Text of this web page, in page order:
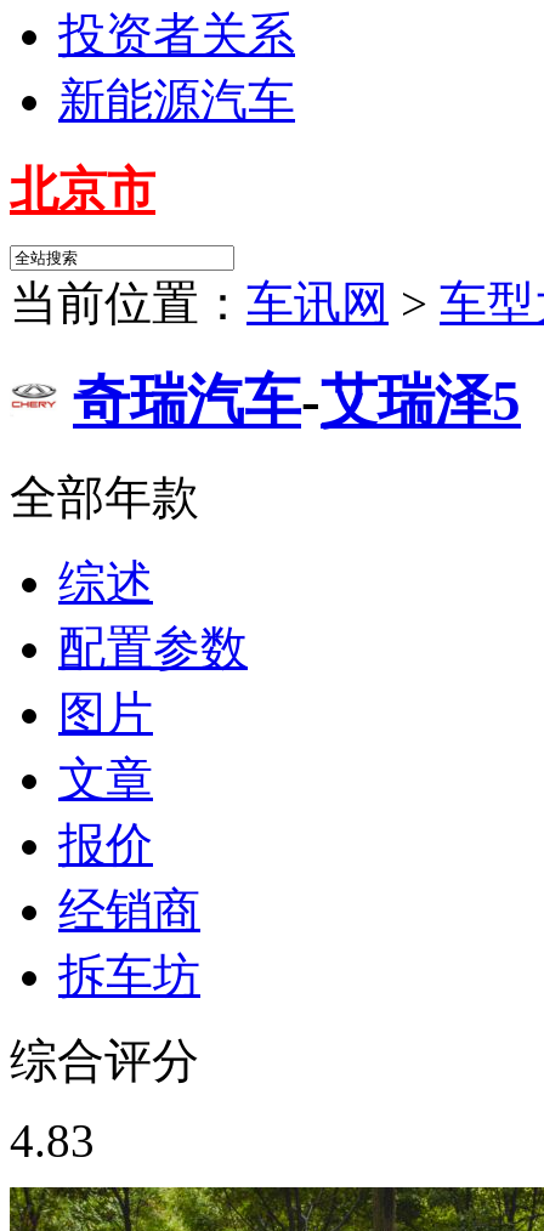
投资者关系
新能源汽车
北京市
当前位置： 车讯网 > 车
奇瑞汽车-艾瑞泽5
全部年款
综述
配置参数
图片
文章
报价
经销商
拆车坊
综合评分
4.83